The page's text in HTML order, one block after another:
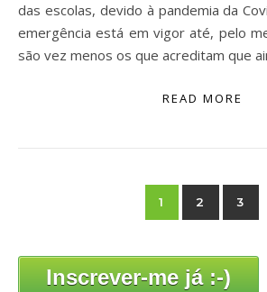
das escolas, devido à pandemia da
emergência está em vigor até, pelo
são vez menos os que acreditam que
READ MORE
1 2 3
Inscrever-me já :-)